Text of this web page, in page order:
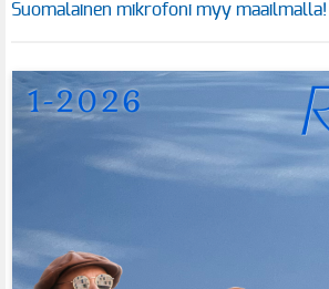
Suomalainen mikrofoni myy maailmalla!